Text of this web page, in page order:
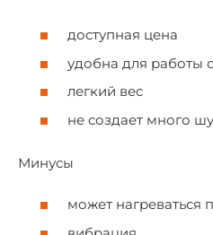
доступная цена
удобна для работы
легкий вес
не создает много
Минусы
может нагреваться